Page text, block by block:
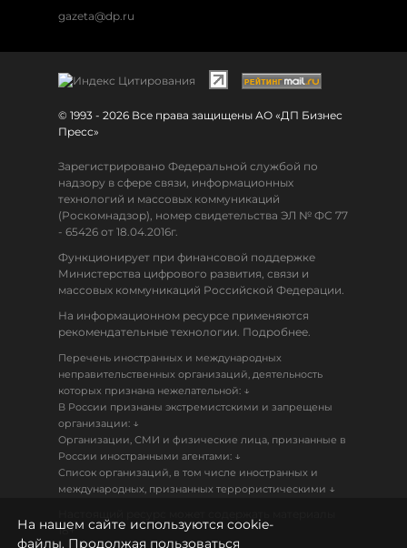
gazeta@dp.ru
© 1993 - 2026 Все права защищены АО «ДП Бизнес
Пресс»
Зарегистрировано Федеральной службой по
надзору в сфере связи, информационных
технологий и массовых коммуникаций
(Роскомнадзор), номер свидетельства ЭЛ № ФС 77
- 65426 от 18.04.2016г.
Функционирует при финансовой поддержке
Министерства цифрового развития, связи и
массовых коммуникаций Российской Федерации.
На информационном ресурсе применяются
рекомендательные технологии. Подробнее.
Перечень иностранных и международных
неправительственных организаций, деятельность
которых признана нежелательной: ↓
В России признаны экстремистскими и запрещены
организации: ↓
Организации, СМИ и физические лица, признанные в
России иностранными агентами: ↓
Список организаций, в том числе иностранных и
международных, признанных террористическими ↓
18+
На нашем сайте используются cookie-
файлы. Продолжая пользоваться